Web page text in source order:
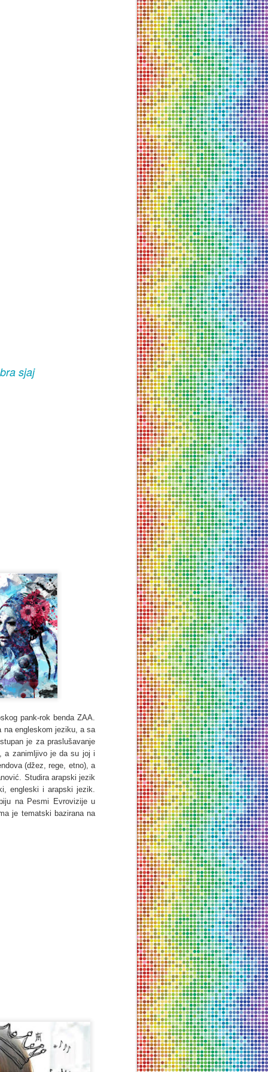
sjaj
pank-rok benda ZAA.
na engleskom jeziku, a sa
je za praslušavanje
a zanimljivo je da su joj i
(džez, rege, etno), a
Studira arapski jezik
engleski i arapski jezik.
na Pesmi Evrovizije u
je tematski bazirana na